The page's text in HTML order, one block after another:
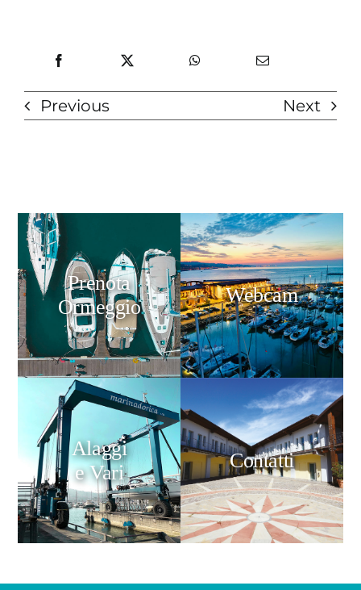
Previous Next
Prenota
Ormeggio
Webcam
Alaggi
e Vari
Contatti